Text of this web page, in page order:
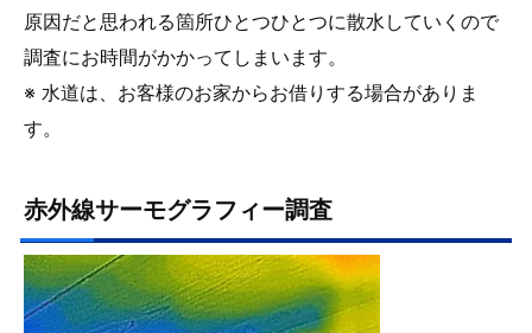
原因だと思われる箇所ひとつひとつに散水していくので
調査にお時間がかかってしまいます。
※ 水道は、お客様のお家からお借りする場合がありま
す。
赤外線サーモグラフィー調査